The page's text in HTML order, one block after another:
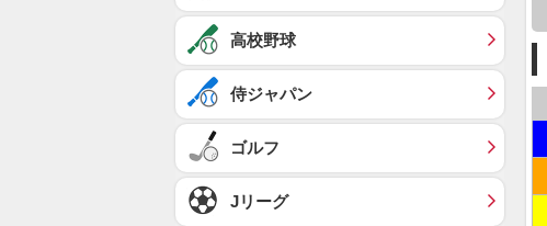
高校野球
侍ジャパン
ゴルフ
Jリーグ